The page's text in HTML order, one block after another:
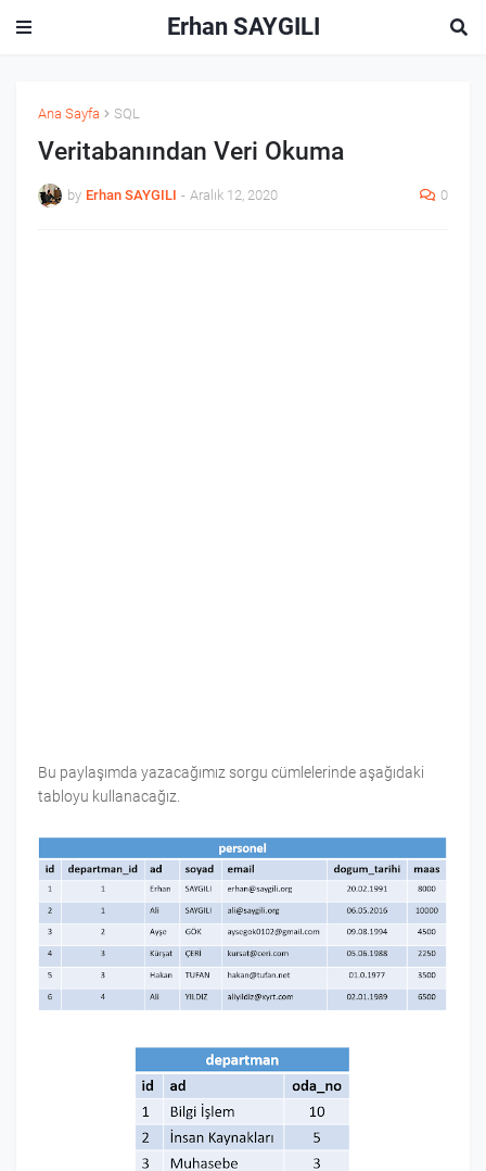
Erhan SAYGILI
Ana Sayfa SQL
Veritabanından Veri Okuma
by Erhan SAYGILI - Aralık 12, 2020 0
Bu paylaşımda yazacağımız sorgu cümlelerinde aşağıdaki
tabloyu kullanacağız.